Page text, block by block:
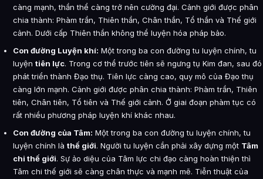
Pháp thân
Bài Viết Liên Quan
Câu Hỏi Thường Gặp
Hệ Thống Cảnh Giới Tu Luyện trong Mãng Hoang Kỷ là ai?
Cảnh giới tu luyện của Hệ Thống Cảnh Giới Tu Luyện trong
Mãng Hoang Kỷ như thế nào?
Thông tin về Hệ Thống Cảnh Giới Tu Luyện trong Mãng
Hoang Kỷ được tổng hợp từ đâu?
càng mạnh, thần thể càng trở nên cường đại. Cảnh giới được phân
chia thành: Phàm trần, Thiên thần, Chân thần, Tổ thần và Thế giới
cảnh. Dưới cấp Thiên thần không thể luyện hóa pháp bảo.
Con đường Luyện khí: Một trong ba con đường tu luyện chính, tu
luyện tiên lực. Trong cơ thể trước tiên sẽ ngưng tụ Kim đan, sau đó
phát triển thành Đạo thụ. Tiên lực càng cao, quy mô của Đạo thụ
càng lớn mạnh. Cảnh giới được phân chia thành: Phàm trần, Thiên
tiên, Chân tiên, Tổ tiên và Thế giới cảnh. Ở giai đoạn phàm tục có
rất nhiều phương pháp luyện khí khác nhau.
Con đường của Tâm: Một trong ba con đường tu luyện chính, tu
luyện chính là thế giới. Người tu luyện cần phải xây dựng một Tâm
chi thế giới. Sự ảo diệu của Tâm lực chi đạo càng hoàn thiện thì
Tâm chi thế giới sẽ càng chân thực và mạnh mẽ. Tiễn thuật của